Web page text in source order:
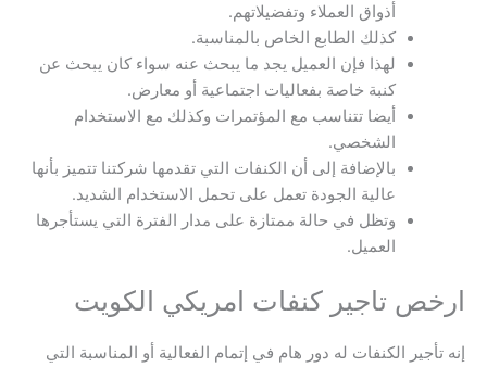
أذواق العملاء وتفضيلاتهم.
كذلك الطابع الخاص بالمناسبة.
لهذا فإن العميل يجد ما يبحث عنه سواء كان يبحث عن
كنبة خاصة بفعاليات اجتماعية أو معارض.
أيضا تتناسب مع المؤتمرات وكذلك مع الاستخدام
الشخصي.
بالإضافة إلى أن الكنفات التي تقدمها شركتنا تتميز بأنها
عالية الجودة تعمل على تحمل الاستخدام الشديد.
وتظل في حالة ممتازة على مدار الفترة التي يستأجرها
العميل.
ارخص تاجير كنفات امريكي الكويت
إنه تأجير الكنفات له دور هام في إتمام الفعالية أو المناسبة التي